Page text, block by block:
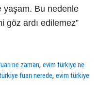
yaşam. Bu nedenle
göz ardı edilemez”
ne zaman,evim türkiye ne
fuarı nerede, evim türkiye